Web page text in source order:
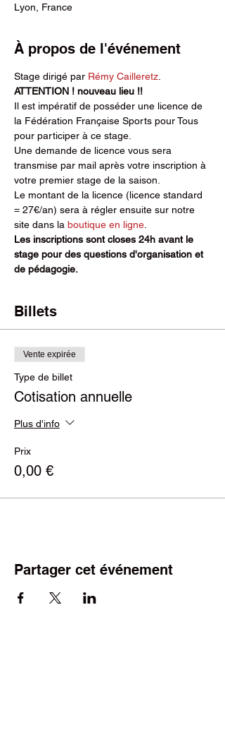
Lyon, France
À propos de l'événement
Stage dirigé par Rémy Cailleretz
ATTENTION ! nouveau lieu !!
Il est impératif de posséder une licence de
la Fédération Française Sports pour Tous
pour participer à ce stage.
Une demande de licence vous sera
transmise par mail après votre inscription à
votre premier stage de la saison.
Le montant de la licence (licence standard
= 27€/an) sera à régler ensuite sur notre
site dans la boutique en ligne
Les inscriptions sont closes 24h avant le
stage pour des questions d'organisation et
de pédagogie.
Billets
Vente expirée
Type de billet
Cotisation annuelle
Plus d'info
Prix
0,00 €
Partager cet événement